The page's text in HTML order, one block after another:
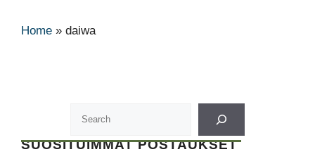
Home » daiwa
SUOSITUIMMAT POSTAUKSET